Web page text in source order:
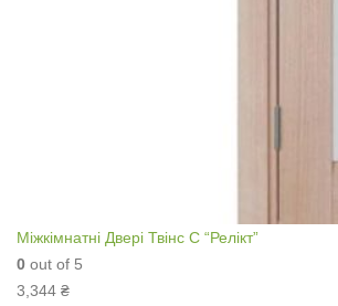
Міжкімнатні Двері Твінс С “Релікт”
0 out of 5
3,344 ₴